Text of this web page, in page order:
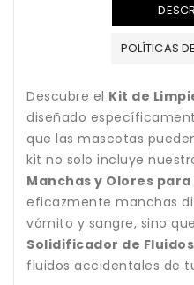
POLÍTICAS
Descubre el Kit de
diseñado
que las mascotas
kit no solo incluye
Manchas y Olores
eficazmente manchas
vómito y sangre, sino
Solidificador de Fluidos
fluidos accidentales de